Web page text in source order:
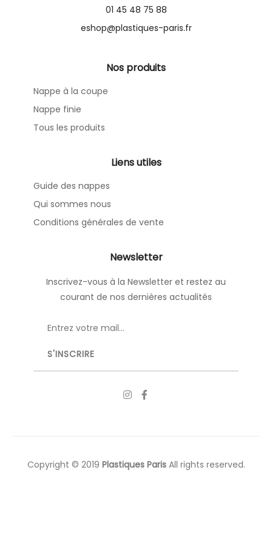
01 45 48 75 88
eshop@plastiques-paris.fr
Nos produits
Nappe à la coupe
Nappe finie
Tous les produits
Liens utiles
Guide des nappes
Qui sommes nous
Conditions générales de vente
Newsletter
Inscrivez-vous à la Newsletter et restez au
courant de nos dernières actualités
Copyright © 2019 Plastiques ParisAll rights reserved.